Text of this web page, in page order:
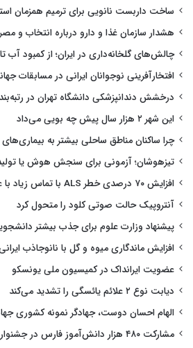
ساخت داربست نانویی برای ترمیم همزمان
هشدار سازمان غذا و دارو درباره انتخاب و
چالش‌های گلخانه‌داری در ایران؛ از کمبود آب
افتخارآفرینی نوجوانان ایرانی در مسابقات
درخشش دندانپزشکی دانشگاه تهران در رتبه‌بندی
این شهر ۲ هزار سال پیش چه بویی می‌داد
چرا ساکنان مناطق ساحلی بیشتر به
تیزهوشان؛ آزمونی برای سنجش هوش یا
افزایش ۷۰ درصدی خطر ALS با تماس زیاد با علف‌کش‌ها
آنتروپیک حالت صوتی کلود را متحول کرد
پیشنهاد وزارت علوم برای جذب بیشتر
افزایش ماندگاری میوه و گل با نانوجاذب
عضویت ایرانداک در کمیسیون ملی یونسکو
دیابت نوع ۲ علائم یائسگی را تشدید می‌کند
الهام احسان دوست، جهادگر نمونه کشوری
مشارکت ۴۸۰ هزار دانش‌آموز فارس در جشنواره استانی جابر بن حیان